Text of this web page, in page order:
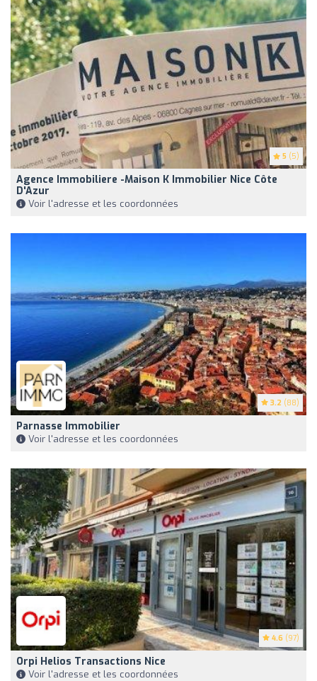
5 (5)
Agence Immobiliere -Maison K Immobilier Nice Côte
D'Azur
Voir l'adresse et les coordonnées
3.2 (88)
Parnasse Immobilier
Voir l'adresse et les coordonnées
4.6 (97)
Orpi Helios Transactions Nice
Voir l'adresse et les coordonnées